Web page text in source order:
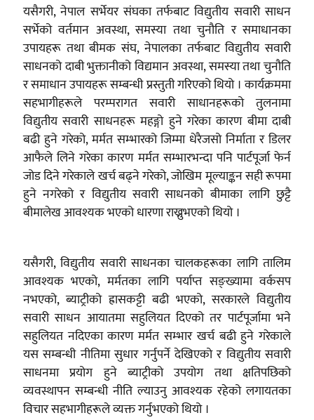
यसैगरी, नेपाल सर्भेयर संघका तर्फबाट विद्युतीय सवारी साधन
सर्भेको वर्तमान अवस्था, समस्या तथा चुनौति र समाधानका
उपायहरू तथा बीमक संघ, नेपालका तर्फबाट विद्युतीय सवारी
साधनको दाबी भुक्तानीको विद्यमान अवस्था, समस्या तथा चुनौति
र समाधान उपायहरू सम्बन्धी प्रस्तुती गरिएको थियो । कार्यक्रममा
सहभागीहरूले परम्परागत सवारी साधानहरूको तुलनामा
विद्युतीय सवारी साधनहरू महङ्गो हुने गरेका कारण बीमा दाबी
बढी हुने गरेको, मर्मत सम्भारको जिम्मा धेरैजसो निर्माता र डिलर
आफैले लिने गरेका कारण मर्मत सम्भारभन्दा पनि पार्टपूर्जा फेर्न
जोड दिने गरेकाले खर्च बढ्ने गरेको, जोखिम मूल्याङ्कन सही रूपमा
हुने नगरेको र विद्युतीय सवारी साधनको बीमाका लागि छुट्टै
बीमालेख आवश्यक भएको धारणा राख्नुभएको थियो ।
यसैगरी, विद्युतीय सवारी साधनका चालकहरूका लागि तालिम
आवश्यक भएको, मर्मतका लागि पर्याप्त सङ्ख्यामा वर्कसप
नभएको, ब्याट्रीको ह्रासकट्टी बढी भएको, सरकारले विद्युतीय
सवारी साधन आयातमा सहुलियत दिएको तर पार्टपूर्जामा भने
सहुलियत नदिएका कारण मर्मत सम्भार खर्च बढी हुने गरेकाले
यस सम्बन्धी नीतिमा सुधार गर्नुपर्ने देखिएको र विद्युतीय सवारी
साधनमा प्रयोग हुने ब्याट्रीको उपयोग तथा क्षतिपछिको
व्यवस्थापन सम्बन्धी नीति ल्याउनु आवश्यक रहेको लगायतका
विचार सहभागीहरूले व्यक्त गर्नुभएको थियो ।